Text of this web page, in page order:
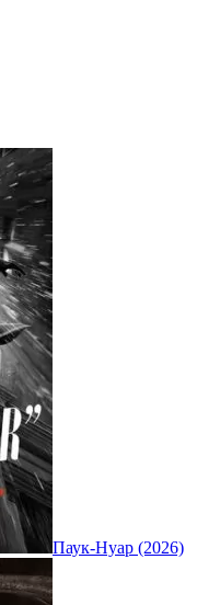
Паук-Нуар (2026)